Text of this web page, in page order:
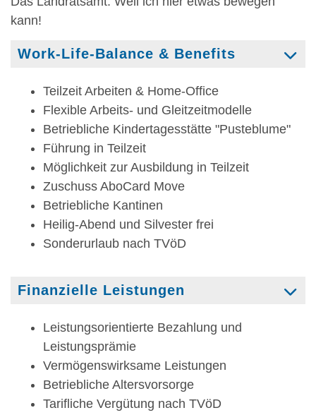
kann!
Work-Life-Balance & Benefits
Teilzeit Arbeiten & Home-Office
Flexible Arbeits- und Gleitzeitmodelle
Betriebliche Kindertagesstätte "Pusteblume"
Führung in Teilzeit
Möglichkeit zur Ausbildung in Teilzeit
Zuschuss AboCard Move
Betriebliche Kantinen
Heilig-Abend und Silvester frei
Sonderurlaub nach TVöD
Finanzielle Leistungen
Leistungsorientierte Bezahlung und
Leistungsprämie
Vermögenswirksame Leistungen
Betriebliche Altersvorsorge
Tarifliche Vergütung nach TVöD